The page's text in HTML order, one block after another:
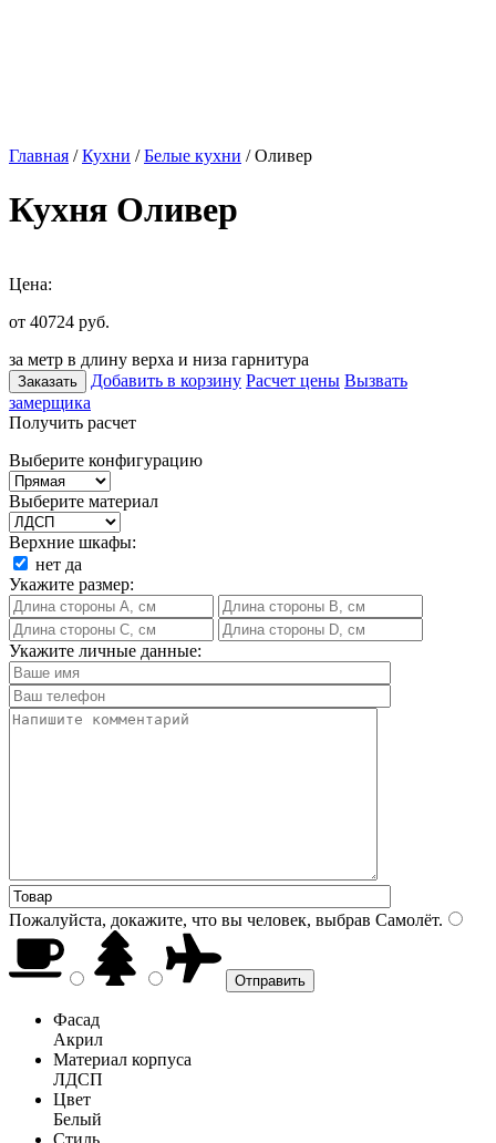
Главная /Кухни /Белые кухни / Оливер
Кухня Оливер
Цена:
от 40724 руб.
за метр в длину верха и низа гарнитура
Заказать Добавить в корзину Расчет цены Вызвать
замерщика
Получить расчет
Выберите конфигурацию
Выберите материал
Верхние шкафы:
нет да
Укажите размер:
Укажите личные данные:
Пожалуйста, докажите, что вы человек, выбрав Самолёт.
Фасад
Акрил
Материал корпуса
ЛДСП
Цвет
Белый
Стиль